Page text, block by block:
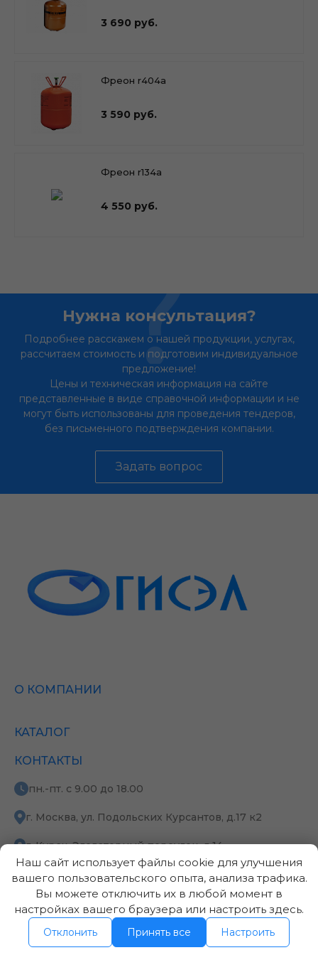
3 690 руб.
Фреон r404a
3 590 руб.
Фреон r134a
4 550 руб.
Нужна консультация?
Подробнее расскажем о нашей продукции, услугах,
рассчитаем стоимость и подготовим индивидуальное
предложение!
Цены и техническая информация на сайте
представленные в виде справочной информации и не
могут быть использованы для проведения тендеров,
без письменного подтверждения компании.
Задать вопрос
О КОМПАНИИ
КАТАЛОГ
КОНТАКТЫ
пн.-пт. с 9.00 до 18.00
г. Москва, ул. Подольских Курсантов, д.17 к2
г. Курск, Элеваторный переулок, д.14
+7 (495) 795-63-83(Москва)
+7 (4712) 220-650 (Курск)
info@gisell.ru
© 2026 OOO “ГИСЭЛ”, Все права защищены
Наш сайт использует файлы cookie для улучшения
вашего пользовательского опыта, анализа трафика.
Вы можете отключить их в любой момент в
настройках вашего браузера или настроить здесь.
Отклонить Принять все Настроить